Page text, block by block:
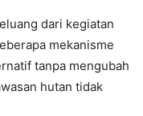
dari kegiatan
mekanisme
tanpa mengubah
hutan tidak